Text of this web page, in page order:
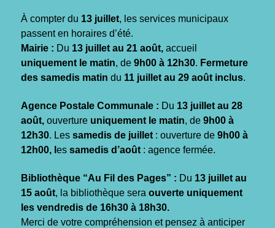
À compter du 13 juillet, les services municipaux
passent en horaires d’été.
Mairie : Du 13 juillet au 21 août, accueil
uniquement le matin, de 9h00 à 12h30. Fermeture
des samedis matin du 11 juillet au 29 août inclus.
Agence Postale Communale : Du 13 juillet au 28
août, ouverture uniquement le matin, de 9h00 à
12h30. Les samedis de juillet : ouverture de 9h00 à
12h00, l es samedis d’août : agence fermée.
Bibliothèque “Au Fil des Pages” : Du 13 juillet au
15 août, la bibliothèque sera ouverte uniquement
les vendredis de 16h30 à 18h30.
Merci de votre compréhension et pensez à anticiper